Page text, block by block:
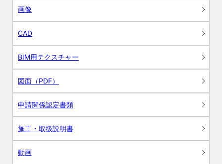
画像
CAD
BIM用テクスチャー
図面（PDF）
申請関係認定書類
施工・取扱説明書
動画